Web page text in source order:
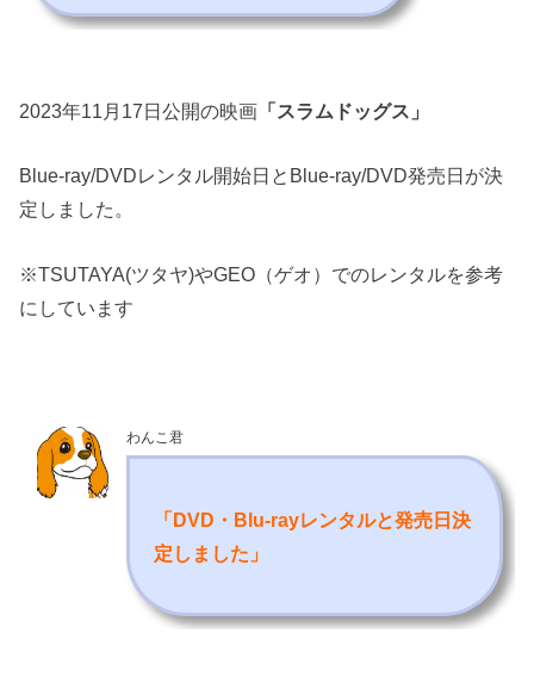
2023年11月17日公開の映画 「スラムドッグス」
Blue-ray/DVDレンタル開始日とBlue-ray/DVD発売日が決
定しました。
※TSUTAYA(ツタヤ)やGEO（ゲオ）でのレンタルを参考
にしています
わんこ君
「DVD・Blu-rayレンタルと発売日決
定しました 」